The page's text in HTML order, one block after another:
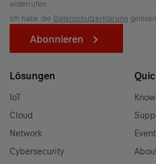
widerrufen.
Ich habe die Datenschutzerklärung
Abonnieren
Lösungen
IoT
Cloud
Network
Cybersecurity